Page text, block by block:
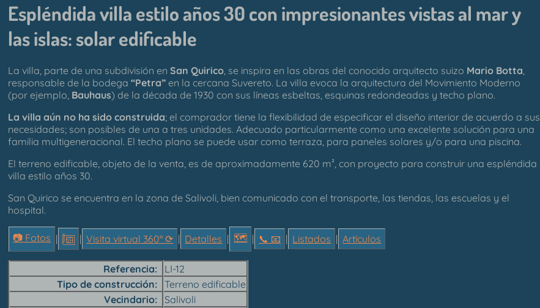
Espléndida villa estilo años 30 con impresionantes vistas al mar y
las islas: solar edificable
La villa, parte de una subdivisión enSan Quirico , se inspira en las obras del conocido arquitecto suizo Mario Botta
responsable de la bodega“Petra” en la cercana Suvereto. La villa evoca la arquitectura del Movimiento Moderno
(por ejemplo, Bauhaus) de la década de 1930 con sus líneas esbeltas, esquinas redondeadas y techo plano.
La villa aún no ha sido construida; el comprador tiene la flexibilidad de especificar el diseño interior de acuerdo a sus
necesidades; son posibles de una a tres unidades. Adecuado particularmente como una excelente solución para una
familia multigeneracional. El techo plano se puede usar como terraza, para paneles solares y/o para una piscina.
El terreno edificable, objeto de la venta, es de aproximadamente 620 m², con proyecto para construir una espléndida
villa estilo años 30.
San Quirico se encuentra en la zona de Salivoli, bien comunicado con el transporte, las tiendas, las escuelas y el
hospital.
📷 Fotos | | Visita virtual 360° ⟳ | Detalles | 🗺 | 📞︎ 📧 | Listados | Artículos
Referencia
LI-12
Tipo de construcción
Terreno edificable
Vecindario
Salivoli